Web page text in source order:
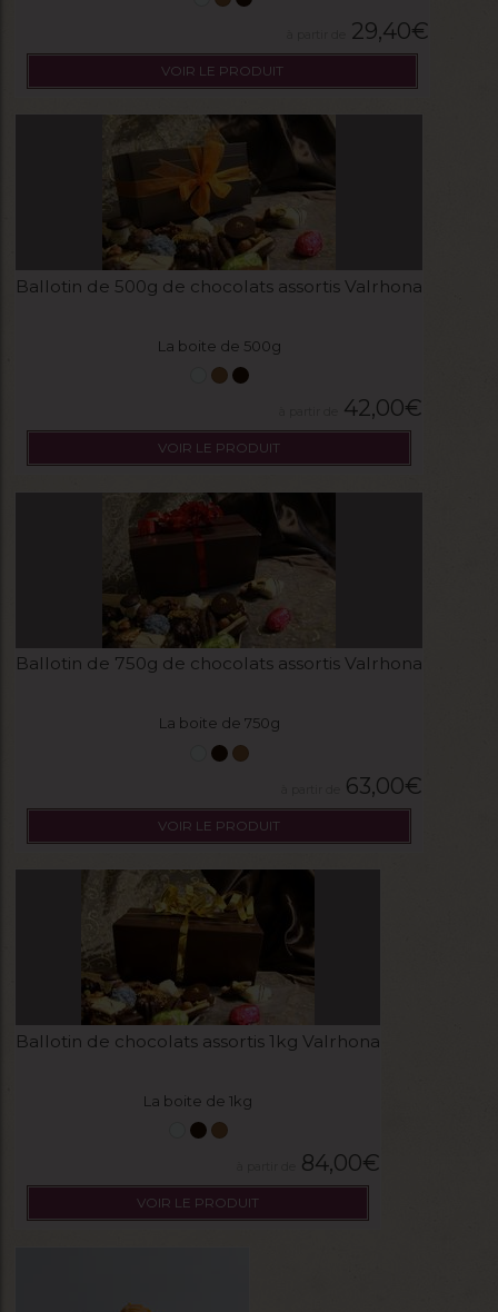
29,40€
VOIR LE PRODUIT
Ballotin de 500g de chocolats assortis Valrhona
La boite de 500g
42,00€
VOIR LE PRODUIT
Ballotin de 750g de chocolats assortis Valrhona
La boite de 750g
63,00€
VOIR LE PRODUIT
Ballotin de chocolats assortis 1kg Valrhona
La boite de 1kg
84,00€
VOIR LE PRODUIT